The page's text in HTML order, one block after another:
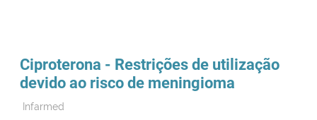
Ciproterona - Restrições de utilização
devido ao risco de meningioma
Infarmed